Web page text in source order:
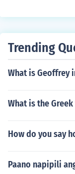
Trending
What is Geoffrey
What is the
How do you say
Paano napipili